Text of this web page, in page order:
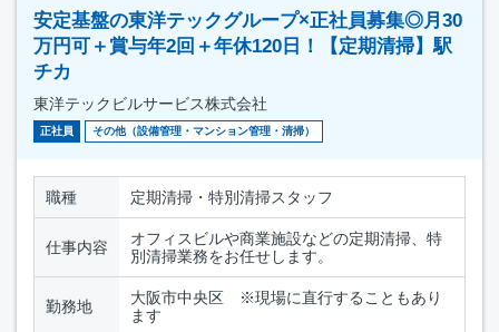
安定基盤の東洋テックグループ×正社員募集◎月30
万円可＋賞与年2回＋年休120日！【定期清掃】駅
チカ
東洋テックビルサービス株式会社
正社員 その他（設備管理・マンション管理・清掃）
職種 定期清掃・特別清掃スタッフ
仕事内容
オフィスビルや商業施設などの定期清掃、特
別清掃業務をお任せします。
勤務地
大阪市中央区 ※現場に直行することもあり
ます